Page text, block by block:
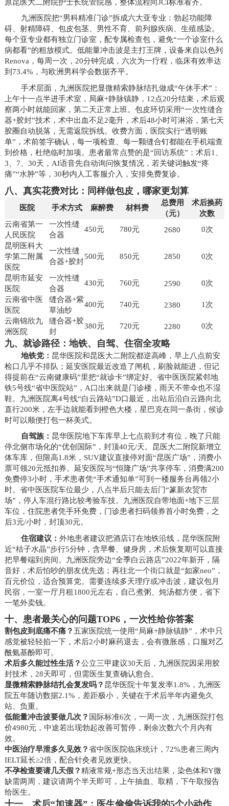
九洲医院把“男科精准门诊”拆成六大亚专业：勃起功能障
碍、射精障碍、包皮包茎、男性不育、前列腺疾病、生殖感染。
每个亚专业都有独立门诊室，配专属检查包，避免“一个诊室什么
病都看”的粗放模式。低能量冲击波是主打王牌，设备来自以色列
Renova，每周一次，20分钟完成，六次为一疗程，临床有效率达
到73.4%，与欧洲男科学会数据齐平。
手术层面，九洲医院把显微精索静脉结扎做成“午休手术”：
上午十一点半进手术室，局麻+静脉镇静，12点20分结束，术后观
察两小时就能回家，第二天正常上班。包皮环切采用“一次性缝合
器+胶封”技术，术中出血不足2毫升，术后48小时可淋浴，第七天
胶圈自动脱落，无需返院拆线。收费方面，医院实行“透明账
单”，术前签字确认，每一项检查、每一颗缝合钉都能在手机端查
到价格，杜绝临时加项。患者最常点赞的是“回访系统”：术后1、
3、7、30天，AI语音先自动询问恢复情况，若关键词触发“疼
痛”“水肿”等，30秒内人工客服介入，安排免费复诊。
八、真实花费对比：同样做包皮，哪家更划算
医院 手术方式 麻醉费 材料费
总费用
（元）
术后换药
次数
云南省第一
人民医院
一次性缝
合器
450元 780元 2680
0次
昆明医科大
学第二附属
医院
一次性缝
合器+胶封
500元 850元 2850 0次
昆明市延安
医院
一次性缝
合器
430元 760元 2590
0次
云南省中医
医院
缝合器+紫
草油纱
400元 740元 2380
1次
云南锦欣九
洲医院
缝合器+胶
封
380元 720元 2280 0次
九、就诊路径：地铁、自驾、住宿全攻略
地铁党： 昆华医院和昆医大二附院都逆高峰，早上八点前安
检口几乎不排队；延安医院最近改造了闸机，刷脸就能进，但记
得提前在“云南健康码”里把“就诊卡”绑定好。省中医医院紧邻地
铁5号线“省中医院站”，A口出来就是门诊楼，雨天不带伞也不湿
鞋。九洲医院离4号线“白云路站”D口最近，出站后沿白云路向北
直行200米，左手边就能看到橙色大楼，星巴克在同一条街，候诊
时可以顺便打包一杯美式。
自驾族： 昆华医院地下车库早上七点前到才有位，晚了只能
停北侧市场化的“优创国际”，封顶40元/天。昆医大二附院新增立
体车库，但限高1.8米，SUV建议直接停对面“昆医广场”，消费小
票可领20元抵扣券。延安医院与“恒隆广场”共享停车，消费满200
免费停3小时，手术患者凭“手术通知单”可到一楼服务台再领2小
时。省中医医院车位最少，八点半后只能去后门“篆新农贸市
场”，停人车混行路比较考验车技。九洲医院自带地面+地下三层
车位，住院患者凭手环免费，门诊患者扫码领券首小时免费，之
后3元/小时，封顶30元。
住宿建议： 外地患者建议把酒店订在地铁沿线，昆华医院附
近“桔子水晶”步行5分钟，含早餐、健身房，术后恢复期可以直接
把早餐端到房间。九洲医院旁边“全季白云路店”2022年新开，隔
音好，术后怕吵的朋友优先选；再往北一个街口就是“如家neo”，
百元价位，适合预算党。需要连续多天理疗或冲击波，建议包月
民宿，一室一厅月租1800元左右，自己煮粥、炖汤都方便，省下
一笔外卖钱。
十、患者最关心的问题TOP6，一次性给你答案
割包皮到底痛不痛？ 五家医院统一使用“局麻+静脉镇静”，术中只
感觉被轻轻掐一下，术后2小时麻药退去，会有微胀感，口服对乙
酰氨基酚即可。
术后多久能过性生活？公立三甲建议30天后，九洲医院因采用胶
封技术，28天即可，但需医生复查确认愈合。
显微精索静脉结扎会复发吗？ 昆华医院十年复发率1.8%，九洲医
院五年随访数据2.1%，差距极小，关键在于术后半年内避免久
站、负重。
低能量冲击波要做几次？ 国际标准6次，一周一次，九洲医院打包
价4980元，中途若出现勃起改善可暂停，剩余次数六个月内有
效。
中医治疗早泄多久见效？省中医医院临床统计，72%患者三周内
IELT延长≥2倍，配合针灸者见效更快。
不孕检查要请几天假？精液常规+形态当天出结果，染色体和Y微
缺需两周，建议请两个半天即可，上午抽血、取精，下午取报告
给医生。